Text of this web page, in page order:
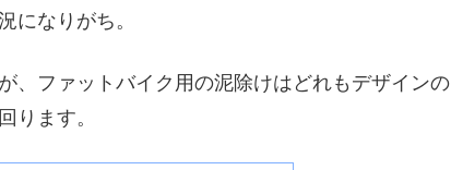
になりがち。
、ファットバイク用の泥除けはどれもデザインの
ります。